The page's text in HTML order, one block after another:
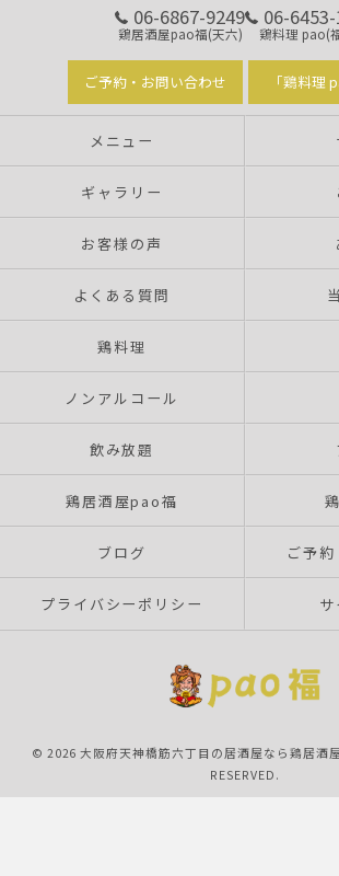
06-6867-9249
鶏居酒屋pao福(天六)
06-
鶏料理 pao(
ご予約・お問い合わせ 「鶏料理
メニュー
ギャラリー
お客様の声
よくある質問
鶏料理
ノンアルコール
飲み放題
鶏居酒屋pao福
ブログ ご予
プライバシーポリシー
© 2026 大阪府天神橋筋六丁目の居酒屋なら鶏居酒
RESERVED.